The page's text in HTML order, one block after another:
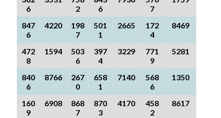
6
2
6
7
847
6
4220
198
7
501
1
2665
172
4
8469
472
8
1594
503
6
397
4
3229
771
9
5281
840
6
8766
267
0
658
1
7140
568
6
1350
160
9
6908
868
7
870
3
4170
458
2
8617